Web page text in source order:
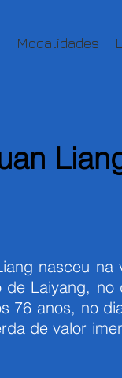
Modalidades
nasceu
de Laiyang,
76 anos, no
de valor